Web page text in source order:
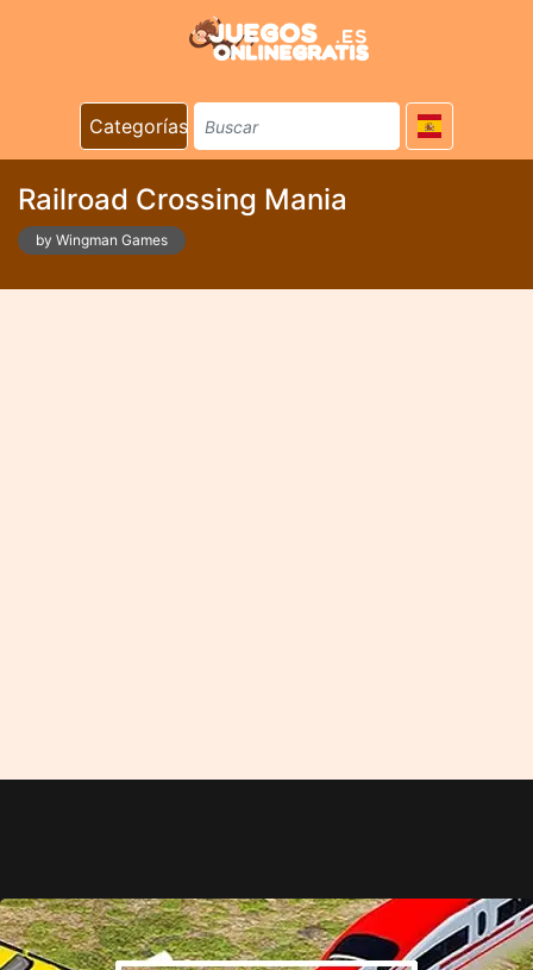
Categorías
Railroad Crossing Mania
by Wingman Games